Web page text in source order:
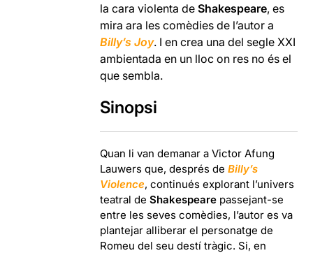
la cara violenta deShakespeare, es
mira ara les comèdies de l’autor a
Billy’s Joy. I en crea una del segle XXI
ambientada en un lloc on res no és el
que sembla.
Sinopsi
Quan li van demanar a Victor Afung
Lauwers que, després deBilly’s
Violence, continués explorant l’univers
teatral deShakespeare passejant-se
entre les seves comèdies, l’autor es va
plantejar alliberar el personatge de
Romeu del seu destí tràgic. Si, en